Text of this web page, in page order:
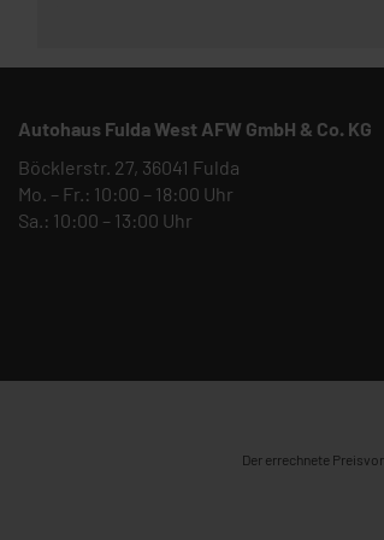
Autohaus Fulda West AFW GmbH & Co. KG
Böcklerstr. 27, 36041 Fulda
Mo. – Fr.: 10:00 – 18:00 Uhr
Sa.: 10:00 – 13:00 Uhr
Der errechnete